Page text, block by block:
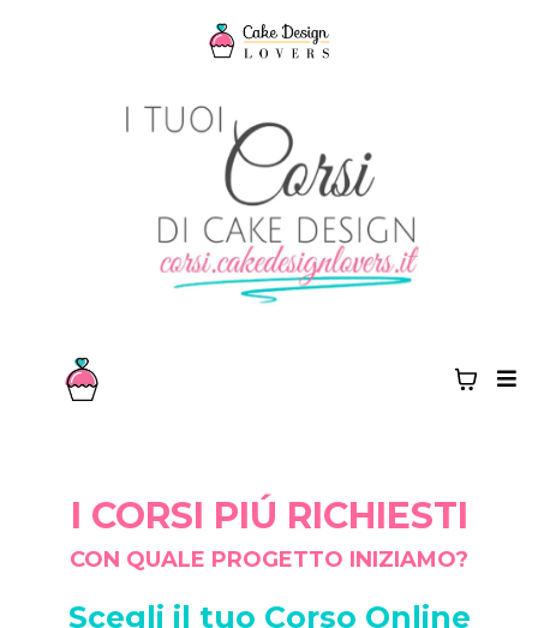
I CORSI PIÚ RICHIESTI
CON QUALE PROGETTO INIZIAMO?
Scegli il tuo Corso Online